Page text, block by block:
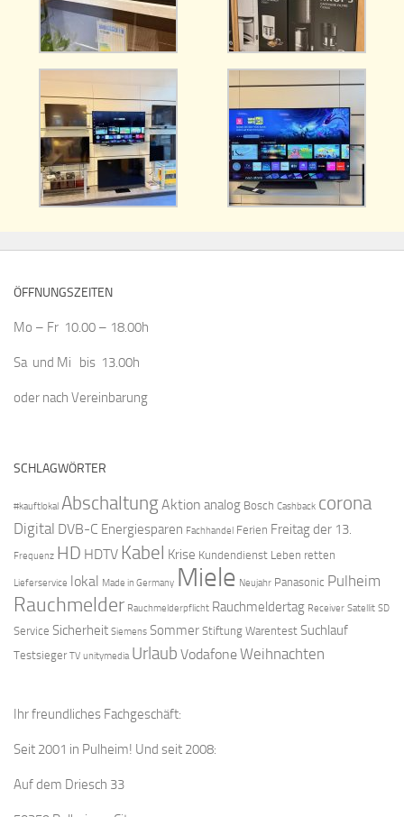
ÖFFNUNGSZEITEN
Mo – Fr 10.00 – 18.00h
Sa und Mi bis 13.00h
oder nach Vereinbarung
SCHLAGWÖRTER
#kauftlokal AbschaltungAktion analog Bosch Cashback corona
Digital DVB-C Energiesparen Fachhandel Ferien Freitag der 13.
Frequenz HD HDTV Kabel Krise Kundendienst Leben retten
Lieferservice lokal Made in Germany Miele Neujahr Panasonic Pulheim
Rauchmelder Rauchmelderpflicht Rauchmeldertag Receiver Satellit SD
Service Sicherheit Siemens Sommer Stiftung Warentest Suchlauf
Testsieger TV unitymedia Urlaub VodafoneWeihnachten
Ihr freundliches Fachgeschäft:
Seit 2001 in Pulheim! Und seit 2008:
Auf dem Driesch 33